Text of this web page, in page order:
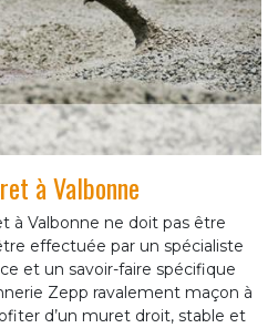
à Valbonne
à Valbonne ne doit pas être
effectuée par un spécialiste
et un savoir-faire spécifique
Zepp ravalement maçon à
d’un muret droit, stable et